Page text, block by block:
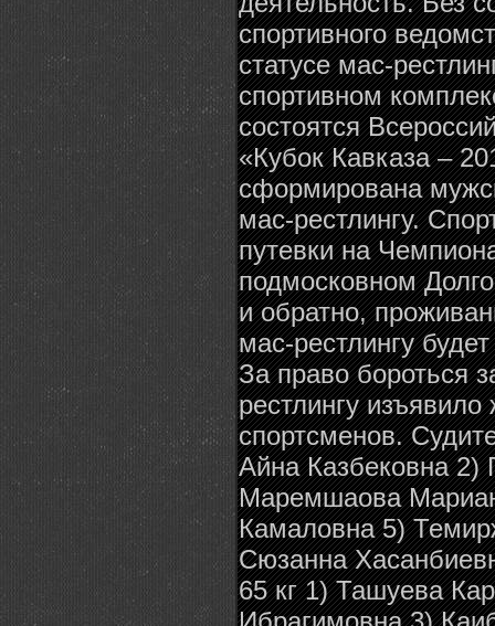
спортивного
статусе мас-
спортивном
состоятся
«Кубок Кавказа –
сформирована
мас-рестлингу.
путевки на
подмосковном
и обратно,
мас-рестлингу
За право бороться
рестлингу
спортсменов.
Айна Казбековна 2)
Маремшаова
Камаловна 5)
Сюзанна
65 кг 1) Ташуева